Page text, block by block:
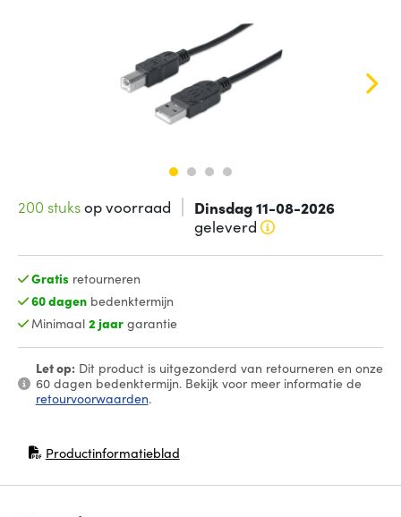
200 stuksop voorraad Dinsdag 11-08-2026
geleverd
Gratis retourneren
60 dagenbedenktermijn
Minimaal 2 jaargarantie
Let op:Dit product is uitgezonderd van retourneren en onze
60 dagen bedenktermijn. Bekijk voor meer informatie de
retourvoorwaarden.
Productinformatieblad
(opent in nieuw venster)